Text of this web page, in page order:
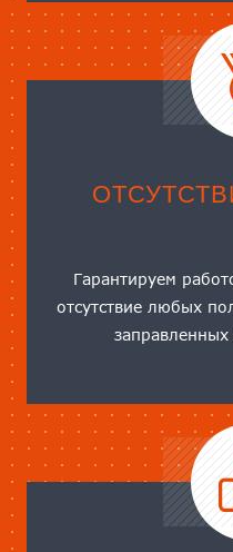
Гарантируем
отсутствие любых